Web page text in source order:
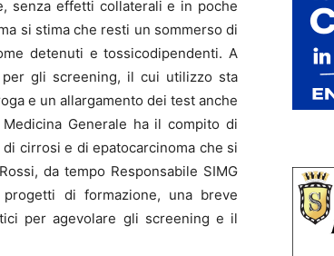
senza effetti collaterali e in poche
si stima che resti un sommerso di
detenuti e tossicodipendenti. A
gli screening, il cui utilizzo sta
e un allargamento dei test anche
Generale ha il compito di
cirrosi e di epatocarcinoma che si
da tempo Responsabile SIMG
di formazione, una breve
per agevolare gli screening e il